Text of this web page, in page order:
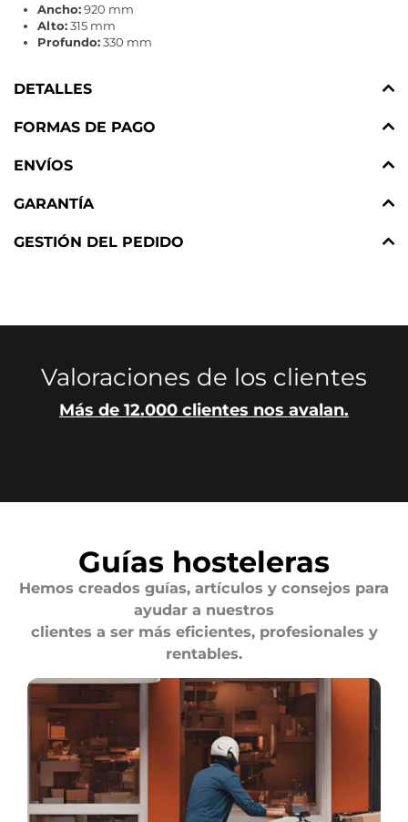
Ancho:920 mm
Alto:315 mm
Profundo:330 mm
DETALLES
FORMAS DE PAGO
ENVÍOS
GARANTÍA
GESTIÓN DEL PEDIDO
Valoraciones de los clientes
Más de 12.000 clientes nos avalan.
Guías hosteleras
Hemos creados guías, artículos y consejos para
ayudar a nuestros
clientes a ser más eficientes, profesionales y
rentables.